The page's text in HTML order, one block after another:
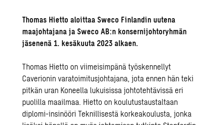
Thomas Hietto aloittaa Sweco Finlandin uutena
maajohtajana ja Sweco AB:n konsernijohtoryhmän
jäsenenä 1. kesäkuuta 2023 alkaen.
Thomas Hietto on viimeisimpänä työskennellyt
Caverionin varatoimitusjohtajana, jota ennen hän teki
pitkän uran Koneella lukuisissa johtotehtävissä eri
puolilla maailmaa. Hietto on koulutustaustaltaan
diplomi-insinööri Teknillisestä korkeakoulusta, jonka